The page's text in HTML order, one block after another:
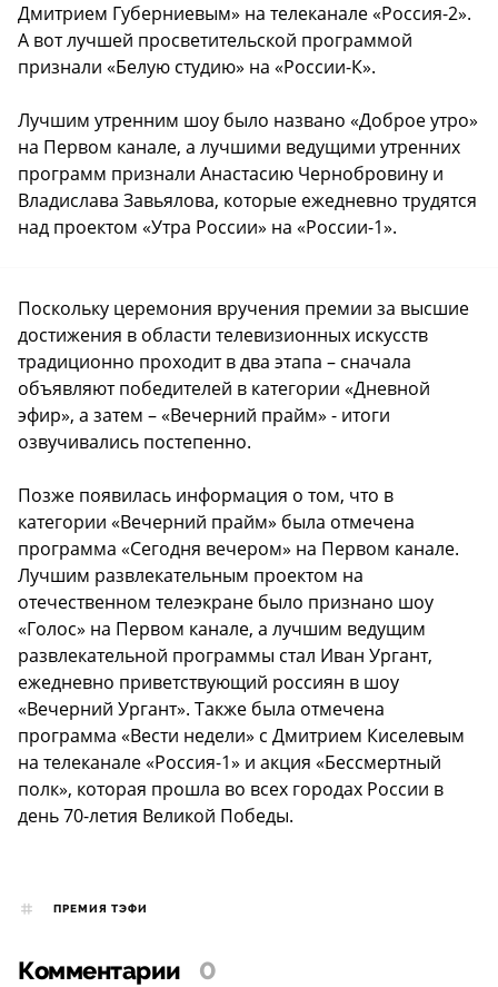
Дмитрием Губерниевым» на телеканале «Россия-2».
А вот лучшей просветительской программой
признали «Белую студию» на «России-К».
Лучшим утренним шоу было названо «Доброе утро»
на Первом канале, а лучшими ведущими утренних
программ признали Анастасию Чернобровину и
Владислава Завьялова, которые ежедневно трудятся
над проектом «Утра России» на «России-1».
Поскольку церемония вручения премии за высшие
достижения в области телевизионных искусств
традиционно проходит в два этапа – сначала
объявляют победителей в категории «Дневной
эфир», а затем – «Вечерний прайм» - итоги
озвучивались постепенно.
Позже появилась информация о том, что в
категории «Вечерний прайм» была отмечена
программа «Сегодня вечером» на Первом канале.
Лучшим развлекательным проектом на
отечественном телеэкране было признано шоу
«Голос» на Первом канале, а лучшим ведущим
развлекательной программы стал Иван Ургант,
ежедневно приветствующий россиян в шоу
«Вечерний Ургант». Также была отмечена
программа «Вести недели» с Дмитрием Киселевым
на телеканале «Россия-1» и акция «Бессмертный
полк», которая прошла во всех городах России в
день 70-летия Великой Победы.
ПРЕМИЯ ТЭФИ
Комментарии 0